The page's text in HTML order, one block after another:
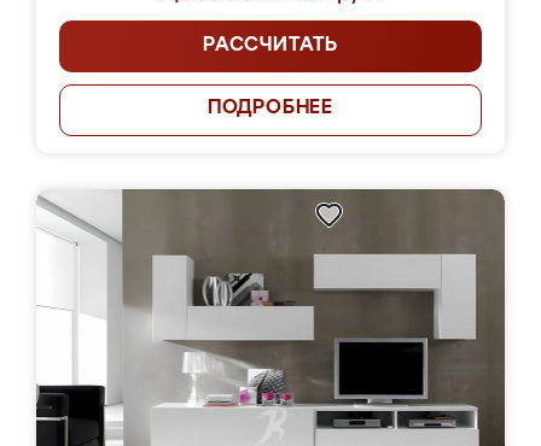
РАССЧИТАТЬ
ПОДРОБНЕЕ